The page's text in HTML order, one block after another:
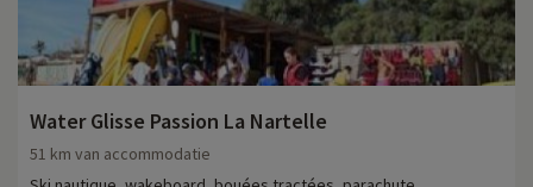
Water Glisse Passion La Nartelle
51 km van accommodatie